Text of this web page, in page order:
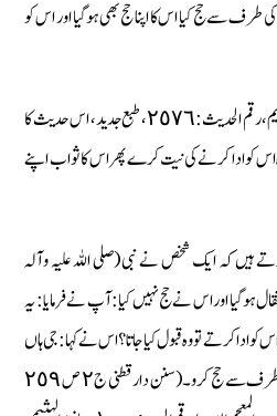
سے حج کیا اس کا اپنا حج بھی ہوگیا اور اس کو
( سنن دارقطنی ج ٢ ص ٢٥٦ طبع قدیم، رقم الحدیث : ٢٥٧٦، طبع جدید، اس حدیث کا
کو ادا کرنے کی نیت کرے پھر اس کا ثواب اپنے
کہ ایک شخص نے نبی (صلی اللہ علیہ وآلہ
ہوگیا اور اس نے حج نہیں کیا : آپ نے فرمایا : یہ
ادا کرتے تو وہ قبول کیا جاتا ؟ اس نے کہا : جی ہاں
! آپ نے فرمایا : تو پھر تم اپنے باپ کی طرف سے حج کرو۔ (سنن دارقطنی ج ٢ ص ٢٥٩